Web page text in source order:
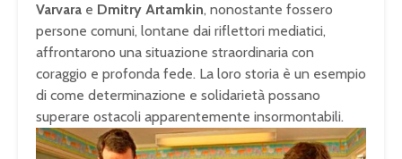
Varvara e Dmitry Artamkin, nonostante fossero
persone comuni, lontane dai riflettori mediatici,
affrontarono una situazione straordinaria con
coraggio e profonda fede. La loro storia è un esempio
di come determinazione e solidarietà possano
superare ostacoli apparentemente insormontabili.